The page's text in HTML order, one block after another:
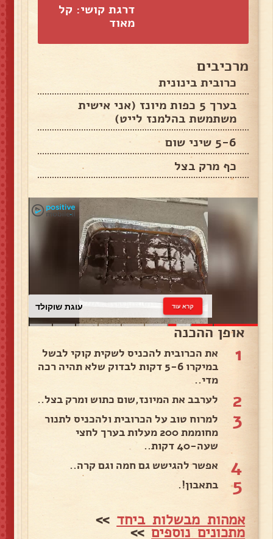
דרגת קושי: קל
מאוד
מרכיבים
כרובית בינונית
בערך 5 כפות מיונז (אני אישית
משתמשת בהלמנז לייט)
5-6 שיני שום
כף מרק בצל
עוגת שוקולד קרא עוד
אופן ההכנה
1
את הכרובית להכניס לשקית קוקי לבשל
במיקרו 5-6 דקות לבדוק שלא תהיה רכה
מדי..
2 לערבב את המיונז,שום כתוש ומרק בצל..
3
למרוח טוב על הכרובית ולהכניס לתנור
מחוממת 200 מעלות בערך לחצי
שעה-40 דקות..
4 אפשר להגישש גם חמה וגם קרה..
5 בתאבון!.
אמהות מבשלות ביחד >>
מתכונים נוספים>>